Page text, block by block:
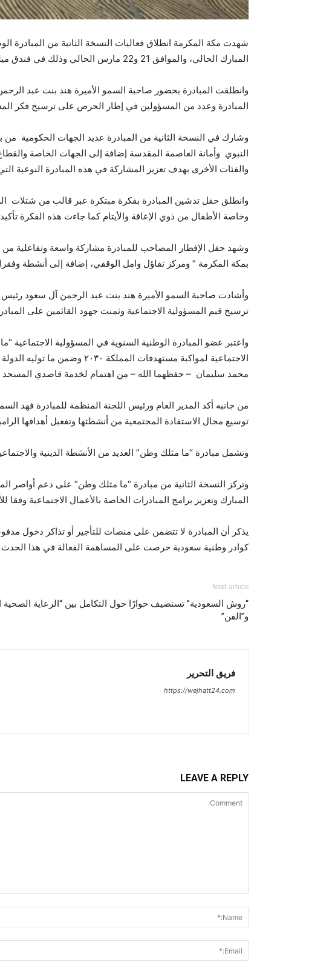
المبارك الحالي، والموافق 21 و22 مارس الحالي وذلك في فندق ميلينيوم النسيم.
وانطلقت المبادرة بحضور صاحبة السمو الأميرة هند بنت عبد
المبادرة وعدد من المسؤولين في إطار الحرص على ترسيخ فكر
وشارك في النسخة الثانية من المبادرة عديد الجهات الحكومية من
النبوي وأمانة العاصمة المقدسة إضافة إلى الجهات الخاصة
والفئات الأخرى بهدف تعزيز المشاركة في هذه المبادرة النوعية
وانطلق حفل تدشين المبادرة بفكرة مبتكرة عبر قالب من شتلات
وخاصة الأطفال من ذوي الإعاقة والأيتام كما جاءت هذه الفكرة
وشهد حفل الإفطار المصاحب للمبادرة مشاركة واسعة وتفاعلية من
بمكة المكرمة ” ومركز تفاؤل وامل الوقفي، إضافة إلى أنشطة
وأشادت صاحبة السمو الأميرة هند بنت عبد الرحمن آل سعود رئيس
ترسيخ قيم المسؤولية الاجتماعية وثمنت جهود القائمين على
واعتبر عضو المبادرة الوطنية السنوية في المسؤولية
الاجتماعية لمواكبة
محمد سليمان – حفظهما الله – من اهتمام لخدمة قاصدي المسجد
من جانبه أكد المدير العام ورئيس اللجنة المنظمة للمبادرة فهد
توسيع مجال الاستفادة المجتمعية من أنشطتها وتفعيل أهدافها
وتشمل مبادرة “ما مثلك وطن” العديد من الأنشطة الدينية
وتركز النسخة الثانية من مبادرة “ما مثلك وطن” على دعم أواصر
المبارك وتعزيز برامج المبادرات الخاصة بالأعمال الاجتماعية وفقا
يذكر أن المبادرة لا تتضمن على منصات للتأجير أو تذاكر دخول
كوادر وطنية سعودية حرصت على المساهمة الفعالة في هذا
Next article
“روش السعودية” تستضيف حوارًا حول التكامل بين “الرعاية الصحية
و”الفن”
فريق التحرير
https://wejhatt24.com
LEAVE A REPLY